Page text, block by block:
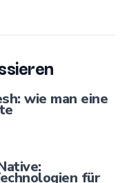
wie man eine
für